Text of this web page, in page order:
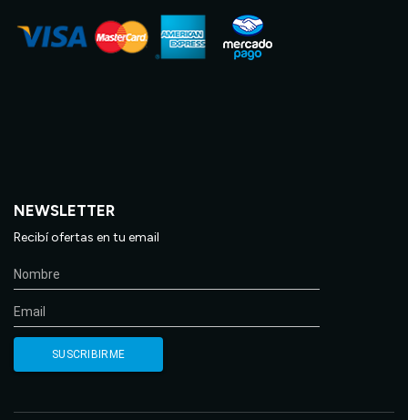
NEWSLETTER
Recibí ofertas en tu email